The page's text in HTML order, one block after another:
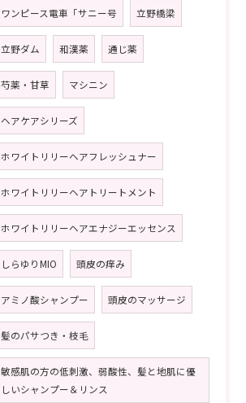
ワンピース電車「サニー号 立野橋梁
立野ダム 和漢薬 通じ薬
芍薬・甘草 マシニン
ヘアケアシリーズ
ホワイトリリーヘアフレッシュナー
ホワイトリリーヘアトリートメント
ホワイトリリーヘアエナジーエッセンス
しらゆりMIO 頭皮の痒み
アミノ酸シャンプー 頭皮のマッサージ
髪のパサつき・枝毛
敏感肌の方の低刺激、弱酸性、髪と地肌に優
しいシャンプー＆リンス